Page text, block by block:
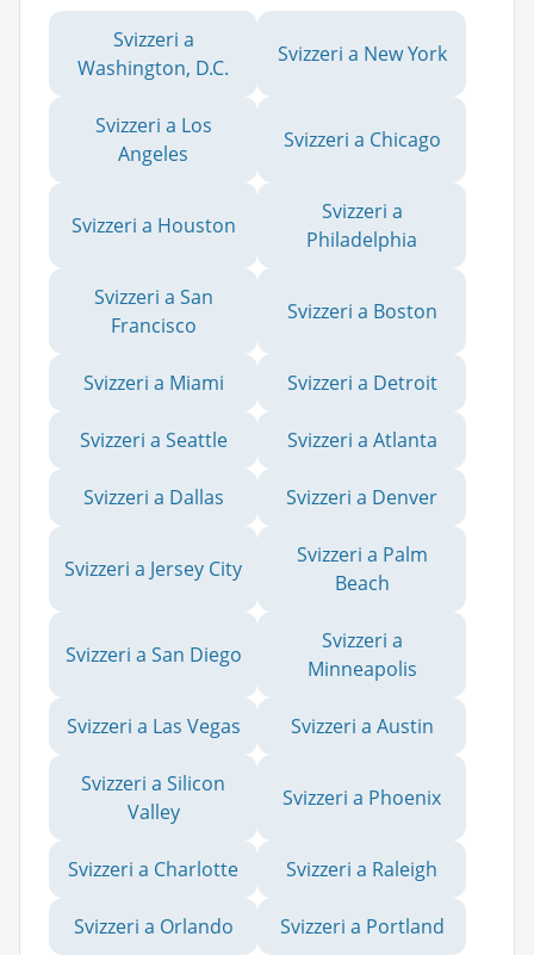
Svizzeri a
Washington, D.C.
Svizzeri a New York
Svizzeri a Los
Angeles
Svizzeri a Chicago
Svizzeri a Houston
Svizzeri a
Philadelphia
Svizzeri a San
Francisco
Svizzeri a Boston
Svizzeri a Miami Svizzeri a Detroit
Svizzeri a Seattle Svizzeri a Atlanta
Svizzeri a Dallas Svizzeri a Denver
Svizzeri a Jersey City
Svizzeri a Palm
Beach
Svizzeri a San Diego
Svizzeri a
Minneapolis
Svizzeri a Las Vegas Svizzeri a Austin
Svizzeri a Silicon
Valley
Svizzeri a Phoenix
Svizzeri a Charlotte Svizzeri a Raleigh
Svizzeri a Orlando Svizzeri a Portland